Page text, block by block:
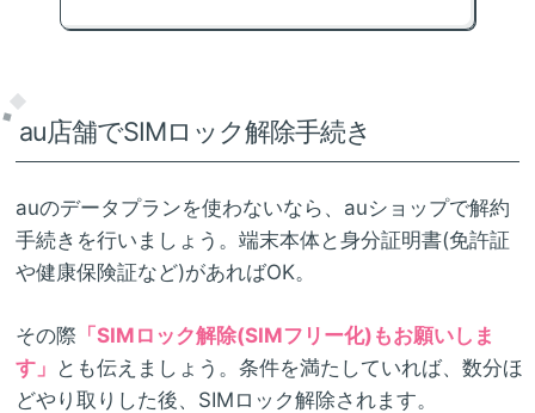
au店舗でSIMロック解除手続き
auのデータプランを使わないなら、auショップで解約
手続きを行いましょう。端末本体と身分証明書(免許証
や健康保険証など)があればOK。
その際 「SIMロック解除(SIMフリー化)もお願いしま
す」 とも伝えましょう。条件を満たしていれば、数分ほ
どやり取りした後、SIMロック解除されます。